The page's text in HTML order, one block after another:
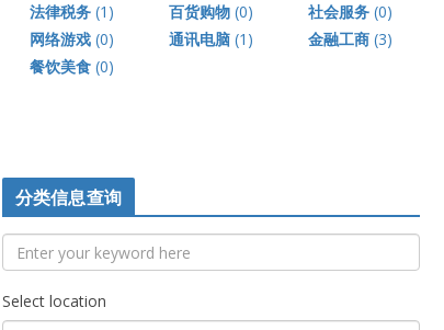
法律税务 (1) 百货购物 (0) 社会服务 (0)
网络游戏 (0) 通讯电脑 (1) 金融工商 (3)
餐饮美食 (0)
分类信息查询
Select location